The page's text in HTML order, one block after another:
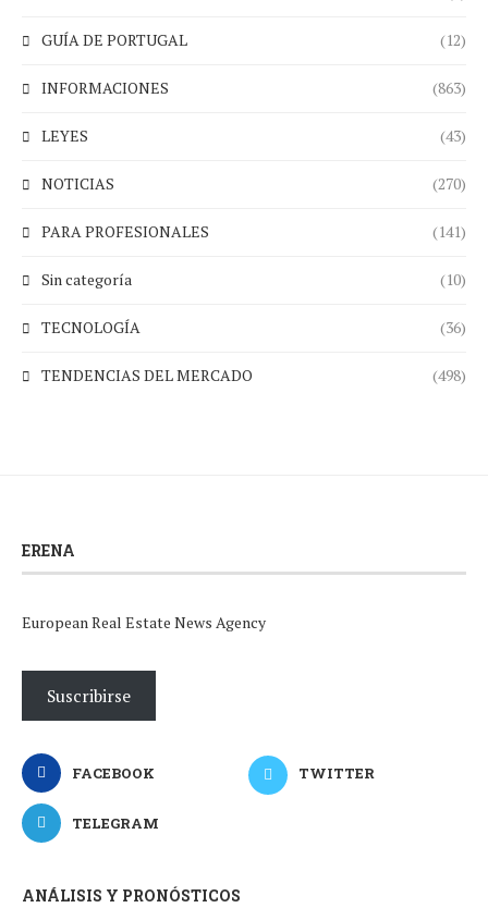
GUÍA DE PORTUGAL (12)
INFORMACIONES (863)
LEYES (43)
NOTICIAS (270)
PARA PROFESIONALES (141)
Sin categoría (10)
TECNOLOGÍA (36)
TENDENCIAS DEL MERCADO (498)
ERENA
European Real Estate News Agency
Suscribirse
FACEBOOK TWITTER
TELEGRAM
ANÁLISIS Y PRONÓSTICOS